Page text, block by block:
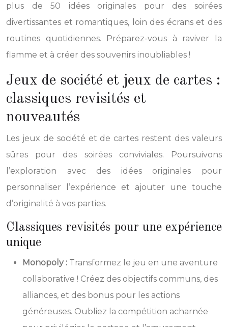
plus de 50 idées originales pour des soirées
divertissantes et romantiques, loin des écrans et des
routines quotidiennes. Préparez-vous à raviver la
flamme et à créer des souvenirs inoubliables !
Jeux de société et jeux de cartes :
classiques revisités et
nouveautés
Les jeux de société et de cartes restent des valeurs
sûres pour des soirées conviviales. Poursuivons
l’exploration avec des idées originales pour
personnaliser l’expérience et ajouter une touche
d’originalité à vos parties.
Classiques revisités pour une expérience
unique
Monopoly : Transformez le jeu en une aventure
collaborative ! Créez des objectifs communs, des
alliances, et des bonus pour les actions
généreuses. Oubliez la compétition acharnée